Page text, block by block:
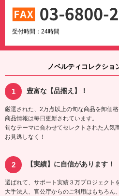
受付時間：24時間
ノベルティコレクショ
豊富な【品揃え】！
厳選された、2万点以上の旬な商品を卸価格
商品情報は毎日更新されています。
旬なテーマに合わせてセレクトされた人気
お見逃しなく！
【実績】に自信があります！
選ばれて、サポート実績３万プロジェクト
大手法人、官公庁からのご利用はもちろん